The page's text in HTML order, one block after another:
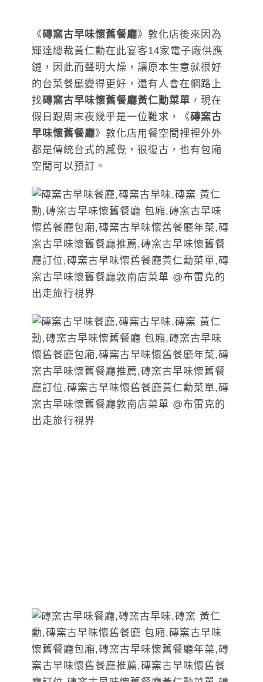
《磚窯古早味懷舊餐廳》敦化店後來因為
輝達總裁黃仁勳在此宴客14家電子廠供應
鏈，因此而聲明大燥，讓原本生意就很好
的台菜餐廳變得更好，還有人會在網路上
找磚窯古早味懷舊餐廳黃仁勳菜單 ，現在
假日跟周末夜幾乎是一位難求，《磚窯古
早味懷舊餐廳》敦化店用餐空間裡裡外外
都是傳統台式的感覺，很復古，也有包廂
空間可以預訂。